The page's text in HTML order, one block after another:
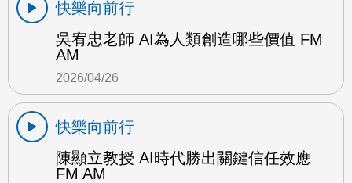
快樂向前行
吳宥忠老師 AI為人類創造哪些價值 FM
AM
2026/04/26
快樂向前行
陳顯立教授 AI時代勝出關鍵信任效應
FM AM